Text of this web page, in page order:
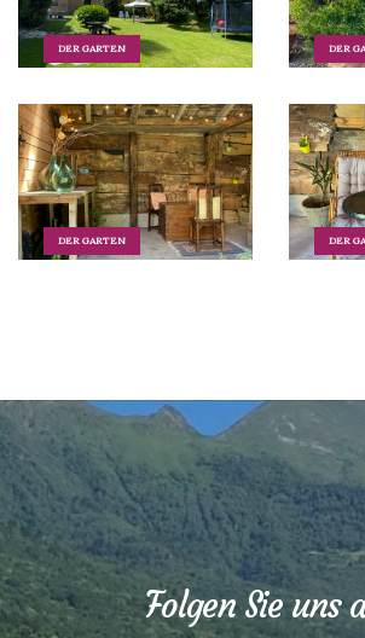
DER GARTEN DER
DER GARTEN DER
Folgen Sie uns